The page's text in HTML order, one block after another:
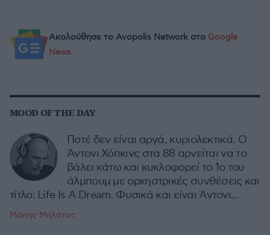
Ακολούθησε το Avopolis Network στο Google
News
MOOD OF THE DAY
Ποτέ δεν είναι αργά, κυριολεκτικά. Ο
Άντονι Χόπκινς στα 88 αρνείται να το
βάλει κάτω και κυκλοφορεί το 1ο του
άλμπουμ με ορχηστρικές συνθέσεις και
τίτλο: Life Is A Dream. Φυσικά και είναι Άντονι...
Μάκης Μηλάτος